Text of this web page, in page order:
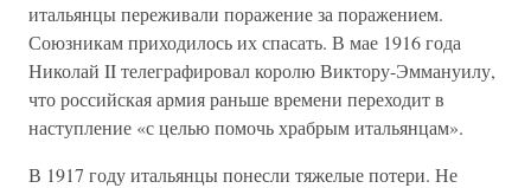
итальянцы переживали поражение за поражением.
Союзникам приходилось их спасать. В мае 1916 года
Николай II телеграфировал королю Виктору-Эммануилу,
что российская армия раньше времени переходит в
наступление «с целью помочь храбрым итальянцам».
В 1917 году итальянцы понесли тяжелые потери. Не